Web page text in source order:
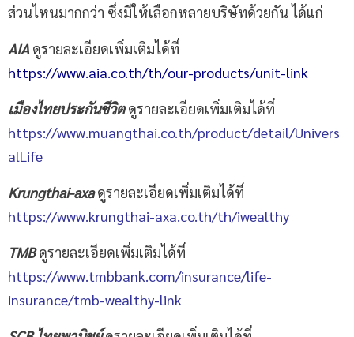
ส่วนไหนมากกว่า ซึ่งมีให้เลือกหลายบริษัทด้วยกัน ได้แก่
AIA ดูรายละเอียดเพิ่มเติมได้ที่
https://www.aia.co.th/th/our-products/unit-link
เมืองไทยประกันชีวิตดูรายละเอียดเพิ่มเติมได้ที่
https://www.muangthai.co.th/product/detail/Univers
alLife
Krungthai-axa ดูรายละเอียดเพิ่มเติมได้ที่
https://www.krungthai-axa.co.th/th/iwealthy
TMBดูรายละเอียดเพิ่มเติมได้ที่
https://www.tmbbank.com/insurance/life-
insurance/tmb-wealthy-link